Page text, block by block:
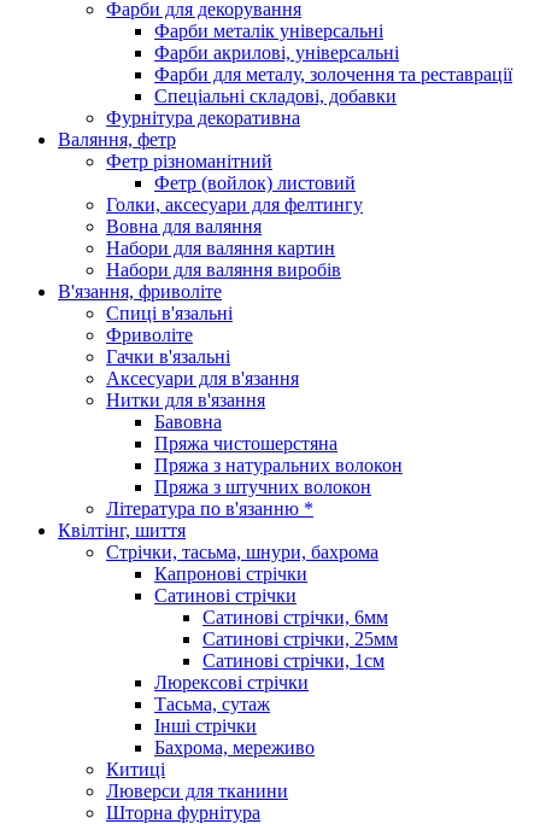
Фарби для декорування
Фарби металік універсальні
Фарби акрилові, універсальні
Фарби для металу, золочення та реставрації
Спеціальні складові, добавки
Фурнітура декоративна
Валяння, фетр
Фетр різноманітний
Фетр (войлок) листовий
Голки, аксесуари для фелтингу
Вовна для валяння
Набори для валяння картин
Набори для валяння виробів
В'язання, фриволіте
Спиці в'язальні
Фриволіте
Гачки в'язальні
Аксесуари для в'язання
Нитки для в'язання
Бавовна
Пряжа чистошерстяна
Пряжа з натуральних волокон
Пряжа з штучних волокон
Література по в'язанню *
Квілтінг, шиття
Стрічки, тасьма, шнури, бахрома
Капронові стрічки
Сатинові стрічки
Сатинові стрічки, 6мм
Сатинові стрічки, 25мм
Сатинові стрічки, 1см
Люрексові стрічки
Тасьма, сутаж
Інші стрічки
Бахрома, мереживо
Китиці
Люверси для тканини
Шторна фурнітура